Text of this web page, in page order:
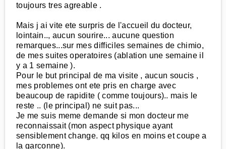
toujours tres agreable .
Mais j ai vite ete surpris de l'accueil du docteur,
lointain.., aucun sourire... aucune question
remarques...sur mes difficiles semaines de chimio,
de mes suites operatoires (ablation une semaine il
y a 1 semaine ).
Pour le but principal de ma visite , aucun soucis ,
mes problemes ont ete pris en charge avec
beaucoup de rapidite ( comme toujours).. mais le
reste .. (le principal) ne suit pas...
Je me suis meme demande si mon docteur me
reconnaissait (mon aspect physique ayant
sensiblement change. qq kilos en moins et coupe a
la garconne).